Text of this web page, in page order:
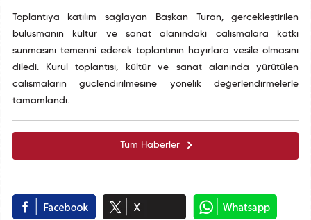
Toplantıya katılım sağlayan Başkan Turan, gerçekleştirilen
buluşmanın kültür ve sanat alanındaki çalışmalara katkı
sunmasını temenni ederek toplantının hayırlara vesile olmasını
diledi. Kurul toplantısı, kültür ve sanat alanında yürütülen
çalışmaların güçlendirilmesine yönelik değerlendirmelerle
tamamlandı.
Tüm Haberler